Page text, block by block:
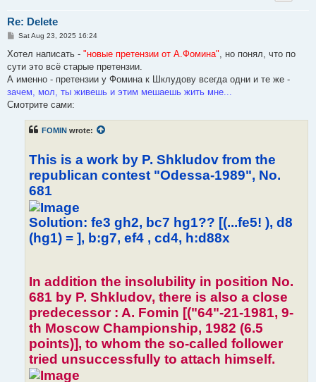
Re: Delete
P
s
Sat Aug 23, 2025 16:24
Хотел написать - "новые претензии от А.Фомина" , но понял, что по
сути это всё старые претензии.
А именно - претензии у Фомина к Шклудову всегда одни и те же -
зачем, мол, ты живешь и этим мешаешь жить мне...
Смотрите сами:
FOMIN wrote:
This is a work by P. Shkludov from the
republican contest "Odessa-1989", No.
681
Solution: fe3 gh2, bc7 hg1?? [(...fe5! ), d8
(hg1) = ], b:g7, ef4 , cd4, h:d88x
In addition the insolubility in position No.
681 by P. Shkludov, there is also a close
predecessor : A. Fomin [("64"-21-1981, 9-
th Moscow Championship, 1982 (6.5
points)], to whom the so-called follower
tried unsuccessfully to attach himself.